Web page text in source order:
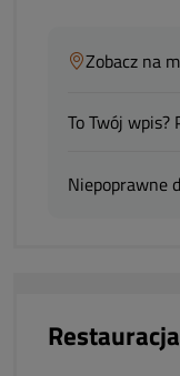
Zobacz na
To Twój
Niepoprawne